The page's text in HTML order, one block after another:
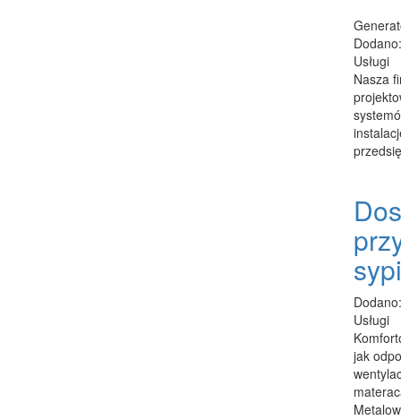
Usługi
Nasza
Usługi
jak